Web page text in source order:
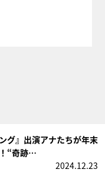
グ』出演アナたちが年末
“奇跡…
2024.12.23